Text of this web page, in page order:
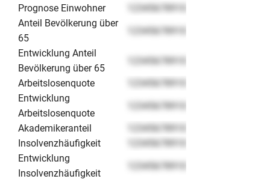
Prognose Einwohner
12345678910
Anteil Bevölkerung über
65
12345678910
Entwicklung Anteil
Bevölkerung über 65
12345678910
Arbeitslosenquote
12345678910
Entwicklung
Arbeitslosenquote
12345678910
Akademikeranteil
12345678910
Insolvenzhäufigkeit
12345678910
Entwicklung
Insolvenzhäufigkeit
12345678910